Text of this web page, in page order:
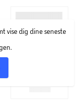
vise dig dine seneste